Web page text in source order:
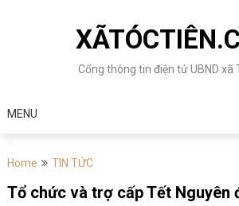
Cổng thông tin điện tử UBND xã
MENU
Home TIN TỨC
Tổ chức và trợ cấp Tết Nguyên